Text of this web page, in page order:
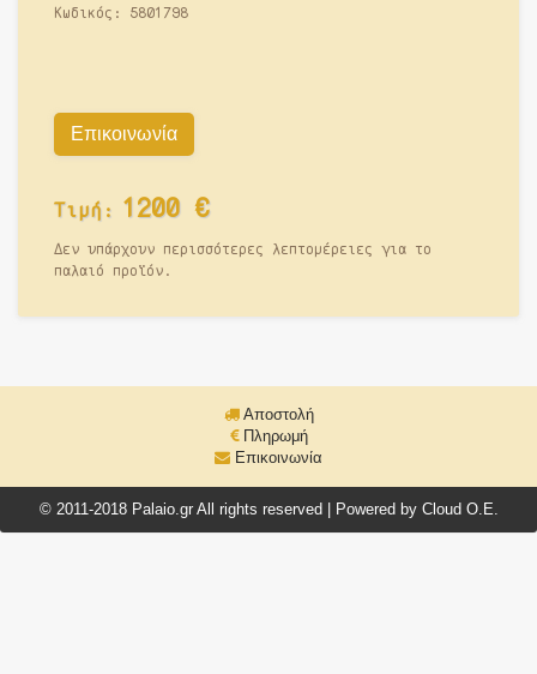
Κωδικός: 5801798
Επικοινωνία
Τιμή: 1200€
Δεν υπάρχουν περισσότερες λεπτομέρειες για το
παλαιό προϊόν.
Αποστολή
Πληρωμή
Επικοινωνία
© 2011-2018 Palaio.gr All rights reserved | Powered by Cloud O.E.